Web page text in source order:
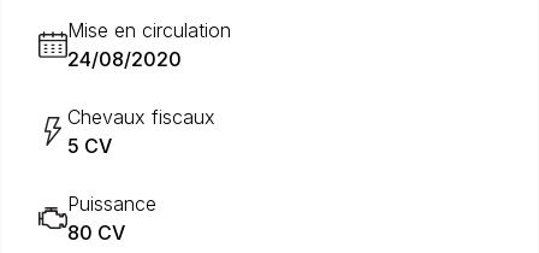
Mise en circulation
24/08/2020
Chevaux fiscaux
5 CV
Puissance
80 CV